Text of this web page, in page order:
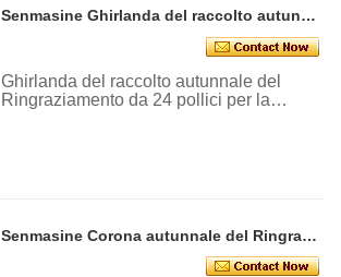
Senmasine Ghirlanda del raccolto autunnale del Ringraziamento da 24 pollici con cartello di saluto Foglie del raccolto autunnale Girasole con fiocco a forma di zucca
Ghirlanda del raccolto autunnale del
Ringraziamento da 24 pollici per la
Senmasine Corona autunnale del Ringraziamento da 24 pollici con segno di gratitudine Fiori di funghi artificiali Archi Bacche di raccolta autunnali